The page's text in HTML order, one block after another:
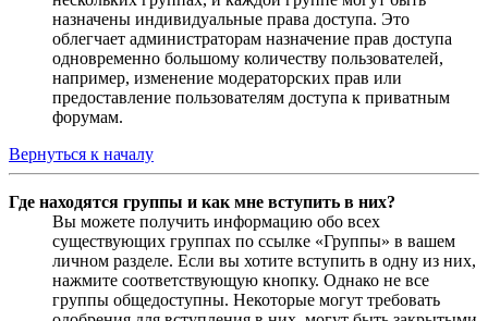
назначены индивидуальные права доступа. Это
облегчает администраторам назначение прав доступа
одновременно большому количеству пользователей,
например, изменение модераторских прав или
предоставление пользователям доступа к приватным
форумам.
Вернуться к началу
Где находятся группы и как мне вступить в них?
Вы можете получить информацию обо всех
существующих группах по ссылке «Группы» в вашем
личном разделе. Если вы хотите вступить в одну из них,
нажмите соответствующую кнопку. Однако не все
группы общедоступны. Некоторые могут требовать